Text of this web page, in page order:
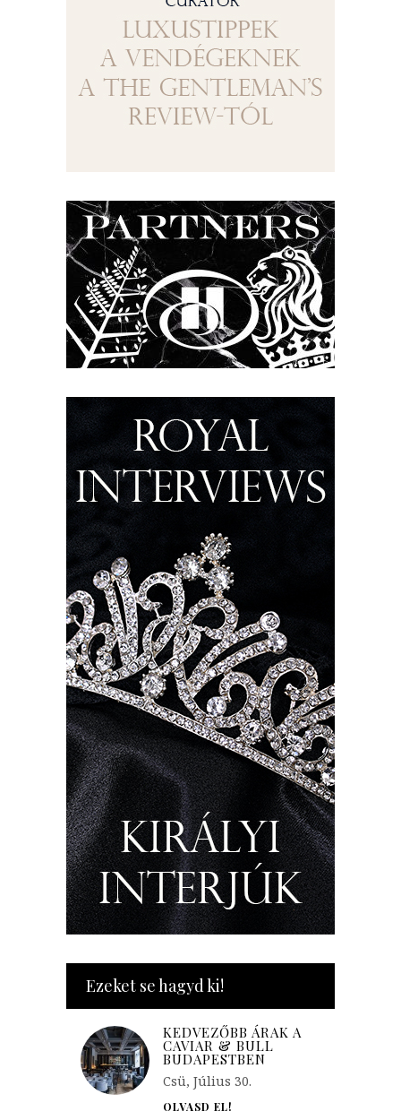
Ezeket se hagyd ki!
KEDVEZŐBB ÁRAK A
CAVIAR & BULL
BUDAPESTBEN
Csü, Július 30.
OLVASD EL!